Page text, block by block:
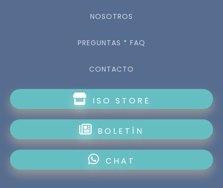
NOSOTROS
PREGUNTAS * FAQ
CONTACTO
ISO STORE
BOLETÍN
CHAT